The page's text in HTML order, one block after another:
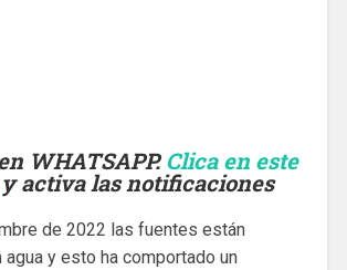
WHATSAPP. Clica en este
activa las notificaciones
de 2022 las fuentes están
agua y esto ha comportado un